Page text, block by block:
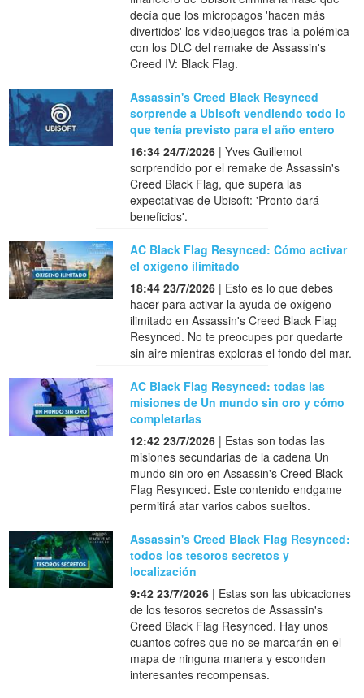
decía que los micropagos 'hacen más
divertidos' los videojuegos tras la polémica
con los DLC del remake de Assassin's
Creed IV: Black Flag.
Assassin's Creed Black Resynced
sorprende a Ubisoft vendiendo todo lo
que tenía previsto para el año entero
16:34 24/7/2026 | Yves Guillemot
sorprendido por el remake de Assassin's
Creed Black Flag, que supera las
expectativas de Ubisoft: 'Pronto dará
beneficios'.
AC Black Flag Resynced: Cómo activar
el oxígeno ilimitado
18:44 23/7/2026 | Esto es lo que debes
hacer para activar la ayuda de oxígeno
ilimitado en Assassin's Creed Black Flag
Resynced. No te preocupes por quedarte
sin aire mientras exploras el fondo del mar.
AC Black Flag Resynced: todas las
misiones de Un mundo sin oro y cómo
completarlas
12:42 23/7/2026 | Estas son todas las
misiones secundarias de la cadena Un
mundo sin oro en Assassin's Creed Black
Flag Resynced. Este contenido endgame
permitirá atar varios cabos sueltos.
Assassin's Creed Black Flag Resynced:
todos los tesoros secretos y
localización
9:42 23/7/2026 | Estas son las ubicaciones
de los tesoros secretos de Assassin's
Creed Black Flag Resynced. Hay unos
cuantos cofres que no se marcarán en el
mapa de ninguna manera y esconden
interesantes recompensas.